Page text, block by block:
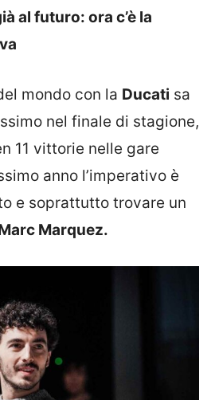
al futuro: ora c’è la
mondo con la Ducati sa
nel finale di stagione,
11 vittorie nelle gare
anno l’imperativo è
e soprattutto trovare un
Marquez.